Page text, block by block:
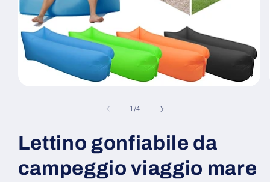
finestra
modale
1 /su
4
Lettino gonfiabile da
campeggio viaggio mare